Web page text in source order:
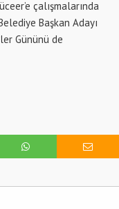
çalışmalarında
Başkan Adayı
Gününü de